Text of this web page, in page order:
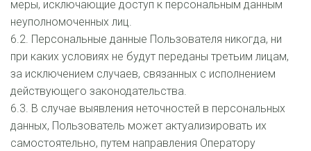
меры, исключающие доступ к персональным данным
неуполномоченных лиц.
6.2. Персональные данные Пользователя никогда, ни
при каких условиях не будут переданы третьим лицам,
за исключением случаев, связанных с исполнением
действующего законодательства.
6.3. В случае выявления неточностей в персональных
данных, Пользователь может актуализировать их
самостоятельно, путем направления Оператору